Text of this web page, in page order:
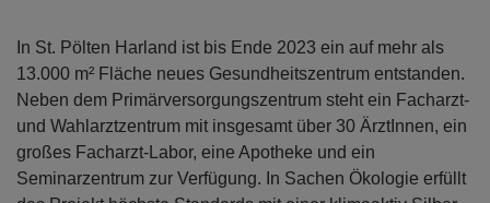
In St. Pölten Harland ist bis Ende 2023 ein auf mehr als
13.000 m² Fläche neues Gesundheitszentrum entstanden.
Neben dem Primärversorgungszentrum steht ein Facharzt-
und Wahlarztzentrum mit insgesamt über 30 ÄrztInnen, ein
großes Facharzt-Labor, eine Apotheke und ein
Seminarzentrum zur Verfügung. In Sachen Ökologie erfüllt